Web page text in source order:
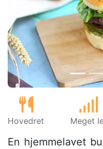
Tidligere
Hovedret Meget
En hjemmelavet